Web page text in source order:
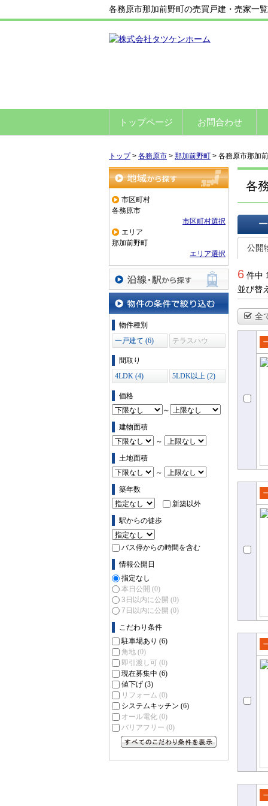
各務原市那加前野町の売買戸建・売家一
トップページ お問合わせ
トップ> 各務原市 > 那加前野町 > 各務原市那加
地域から探す
市区町村
各務原市
市区町村選択
エリア
那加前野町
エリア選択
沿線・駅から探す
物件の条件で絞り込む
物件種別
一戸建て (6)
テラスハウ
間取り
4LDK (4)
5LDK以上 (2)
価格
～
建物面積
～
土地面積
～
築年数
新築以外
駅からの徒歩
バス停からの時間を含む
情報公開日
指定なし
本日公開 (0)
3日以内に公開 (0)
7日以内に公開 (0)
こだわり条件
駐車場あり (6)
角地 (0)
即引渡し可 (0)
現在募集中 (6)
値下げ (3)
リフォーム (0)
システムキッチン (6)
オール電化 (0)
バリアフリー (0)
各
一覧で
公開
6 件中
並び替え
全
て
て
て